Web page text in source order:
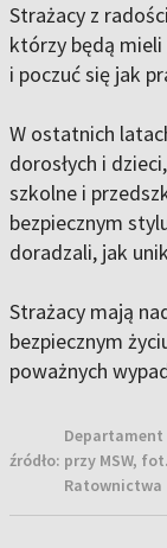
Strażacy z
którzy będą
i poczuć się jak
W ostatnich
dorosłych i
szkolne i
bezpiecznym
doradzali, jak
Strażacy mają
bezpiecznym
poważnych
źródło:
Departament
przy MSW,
Ratownictwa